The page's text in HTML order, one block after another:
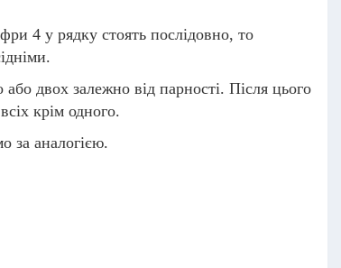
4 у рядку стоять послідовно, то
двох залежно від парності. Після цього
крім одного.
за аналогією.